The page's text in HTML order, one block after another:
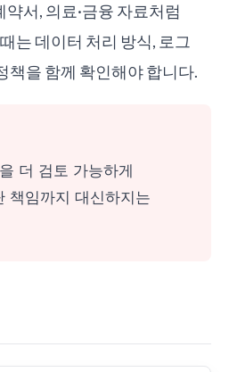
약서, 의료·금융 자료처럼
는 데이터 처리 방식, 로그
책을 함께 확인해야 합니다.
더 검토 가능하게
책임까지 대신하지는